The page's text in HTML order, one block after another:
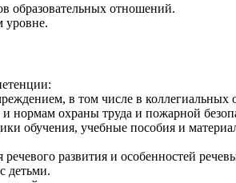
образовательных отношений.
уровне.
в том числе в коллегиальных
и нормам охраны труда и пожарной
обучения, учебные пособия и
развития и особенностей
детьми.